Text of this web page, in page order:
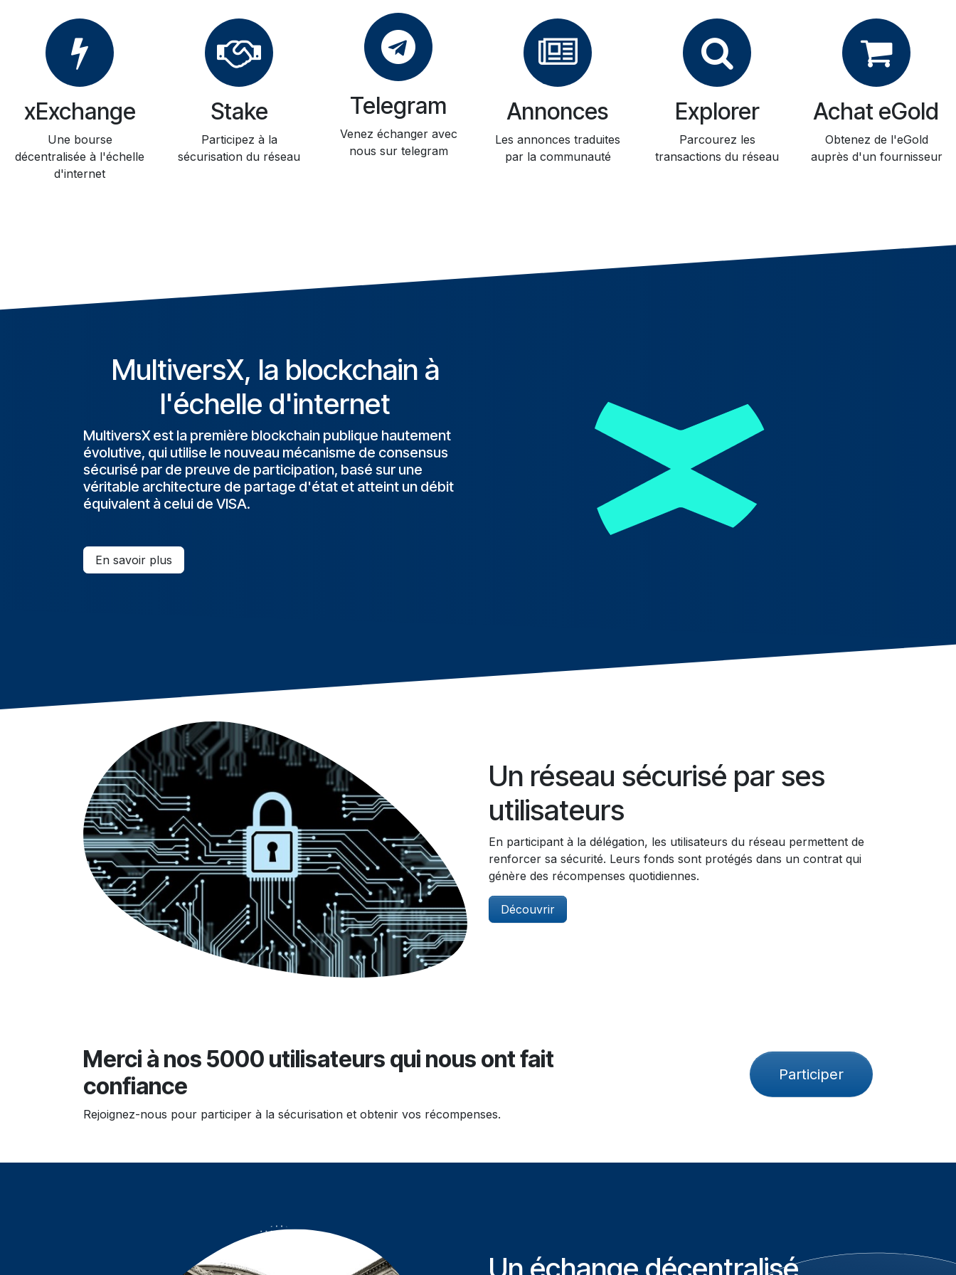
xExchange
Une bourse
décentralisée à l'échelle
d'internet
Stake
Participez à la
sécurisation du réseau
Telegram
Venez échanger avec
nous sur telegram
Annonces
Les annonces traduites
par la communauté
Explorer
Parcourez les
transactions du réseau
Achat eGold
Obtenez de l'eGold
auprès d'un fournisseur
MultiversX, la blockchain à
l'échelle d'internet
MultiversX est la première blockchain publique hautement
évolutive, qui utilise le nouveau mécanisme de consensus
sécurisé par de preuve de participation, basé sur une
véritable architecture de partage d'état et atteint un débit
équivalent à celui de VISA.
En savoir plus
Un réseau sécurisé par ses
utilisateurs
En participant à la délégation, les utilisateurs du réseau permettent de
renforcer sa sécurité. Leurs fonds sont protégés dans un contrat qui
génère des récompenses quotidiennes.
Découvrir
Merci à nos 5000 utilisateurs qui nous ont fait
confiance
Rejoignez-nous pour participer à la sécurisation et obtenir vos récompenses.
Participer​
Un échange décentralisé